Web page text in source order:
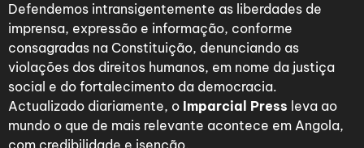
Defendemos intransigentemente as liberdades de
imprensa, expressão e informação, conforme
consagradas na Constituição, denunciando as
violações dos direitos humanos, em nome da justiça
social e do fortalecimento da democracia.
Actualizado diariamente, o Imparcial Press leva ao
mundo o que de mais relevante acontece em Angola,
com credibilidade e isenção.